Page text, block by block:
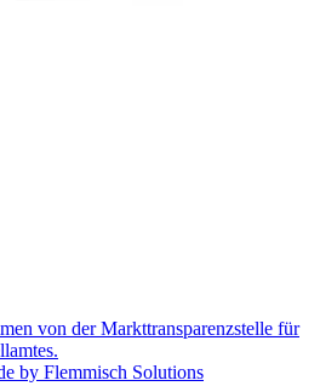
von der Markttransparenzstelle für
by Flemmisch Solutions